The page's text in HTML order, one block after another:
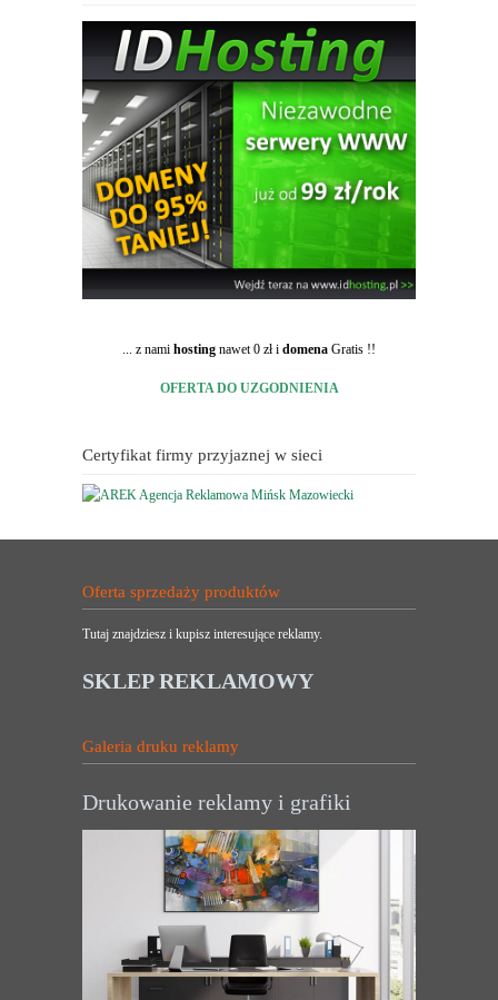
... z nami hosting nawet 0 zł i domena Gratis !!
OFERTA DO UZGODNIENIA
Certyfikat firmy przyjaznej w sieci
Oferta sprzedaży produktów
Tutaj znajdziesz i kupisz interesujące reklamy.
SKLEP REKLAMOWY
Galeria druku reklamy
Drukowanie reklamy i grafiki